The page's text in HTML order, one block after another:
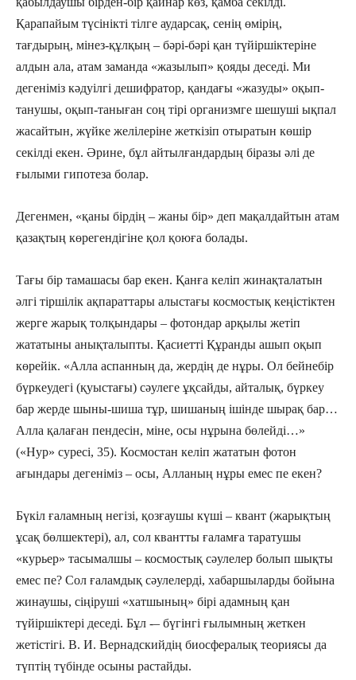
Қарапайым түсінікті тілге аударсақ, сенің өмірің,
тағдырың, мінез-құлқың – бәрі-бәрі қан түйіршіктеріне
алдын ала, атам заманда «жазылып» қояды деседі. Ми
дегеніміз кәдуілгі дешифратор, қандағы «жазуды» оқып-
танушы, оқып-таныған соң тірі организмге шешуші ықпал
жасайтын, жүйке желілеріне жеткізіп отыратын көшір
секілді екен. Әрине, бұл айтылғандардың біразы әлі де
ғылыми гипотеза болар.
Дегенмен, «қаны бірдің – жаны бір» деп мақалдайтын атам
қазақтың көре­гендігіне қол қоюға болады.
Тағы бір тамашасы бар екен. Қанға келіп жинақталатын
әлгі тіршілік ақпараттары алыстағы космостық кеңістіктен
жерге жарық толқындары – фотондар арқылы жетіп
жататыны анықталыпты. Қасиетті Құ­ранды ашып оқып
көрейік. «Алла аспан­ның да, жердің де нұры. Ол бейнебір
бүркеудегі (қуыстағы) сәулеге ұқсайды, айталық, бүркеу
бар жерде шыны-шиша тұр, шишаның ішінде шырақ бар…
Алла қалаған пендесін, міне, осы нұрына бөлейді…»
(«Нур» суресі, 35). Космостан келіп жататын фотон
ағындары дегеніміз – осы, Алланың нұры емес пе екен?
Бүкіл ғаламның негізі, қозғаушы күші – квант (жарықтың
ұсақ бөлшектері), ал, сол квантты ғаламға таратушы
«курьер» тасымалшы – космостық сәулелер болып шықты
емес пе? Сол ғаламдық сәулелерді, хабаршыларды бойына
жинаушы, сіңіруші «хатшының» бірі адамның қан
түйіршіктері деседі. Бұл -– бүгінгі ғылымның жеткен
жетістігі. В. И. Вернадскийдің биосфералық теориясы да
түптің түбінде осыны растайды.